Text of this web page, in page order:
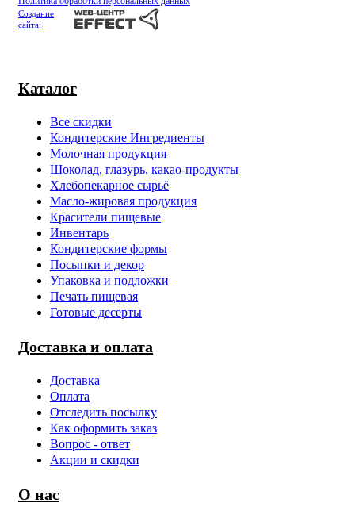
Каталог
Все скидки
Кондитерские Ингредиенты
Молочная продукция
Шоколад, глазурь, какао-продукты
Хлебопекарное сырьё
Масло-жировая продукция
Красители пищевые
Инвентарь
Кондитерские формы
Посыпки и декор
Упаковка и подложки
Печать пищевая
Готовые десерты
Доставка и оплата
Доставка
Оплата
Отследить посылку
Как оформить заказ
Вопрос - ответ
Акции и скидки
О нас
Создание
сайта: